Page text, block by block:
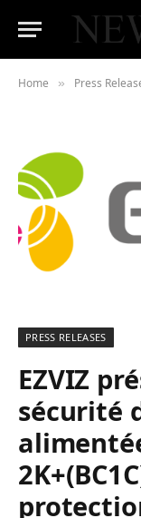
Home » Press
PRESS RELEASES
EZVIZ
sécurité